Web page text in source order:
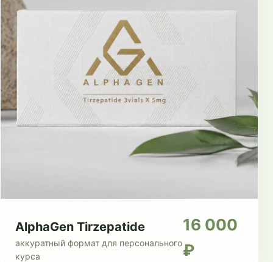
AlphaGen Tirzepatide
аккуратный формат для персонального
курса
16 000
₽